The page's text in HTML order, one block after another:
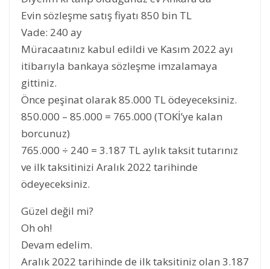
Evin sözleşme satış fiyatı 850 bin TL
Vade: 240 ay
Müracaatınız kabul edildi ve Kasım 2022 ayı
itibarıyla bankaya sözleşme imzalamaya
gittiniz.
Önce peşinat olarak 85.000 TL ödeyeceksiniz.
850.000 – 85.000 = 765.000 (TOKİ’ye kalan
borcunuz)
765.000 ÷ 240 = 3.187 TL aylık taksit tutarınız
ve ilk taksitinizi Aralık 2022 tarihinde
ödeyeceksiniz.
Güzel değil mi?
Oh oh!
Devam edelim.
Aralık 2022 tarihinde de ilk taksitiniz olan 3.187